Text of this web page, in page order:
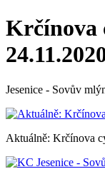
Krčínova
Jesenice - Sovův
Aktuálně: Krčínova